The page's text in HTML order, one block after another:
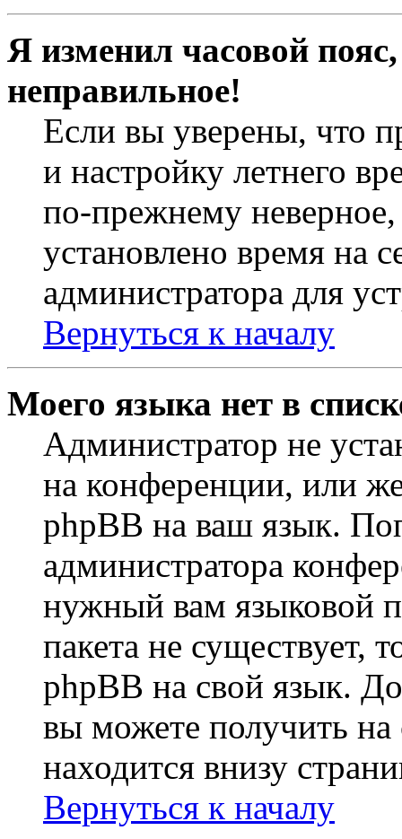
Я изменил часовой
неправильное!
Если вы уверены, что
и настройку летнего
по-прежнему неверное,
установлено время на
администратора для
Вернуться к началу
Моего языка нет в
Администратор не
на конференции, или
phpBB на ваш язык.
администратора
нужный вам языковой
пакета не существует,
phpBB на свой язык.
вы можете получить на
находится внизу
Вернуться к началу